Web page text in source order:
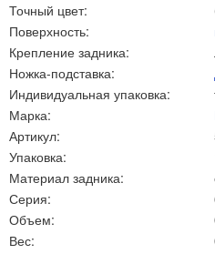
Точный цвет:
Поверхность:
Крепление задника:
Ножка-подставка:
Индивидуальная упаковка:
Марка:
Артикул:
Упаковка:
Материал задника:
Серия:
Объем:
Вес: